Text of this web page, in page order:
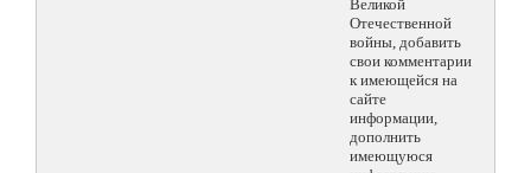
Великой
Отечественной
войны, добавить
свои комментарии
к имеющейся на
сайте
информации,
дополнить
имеющуюся